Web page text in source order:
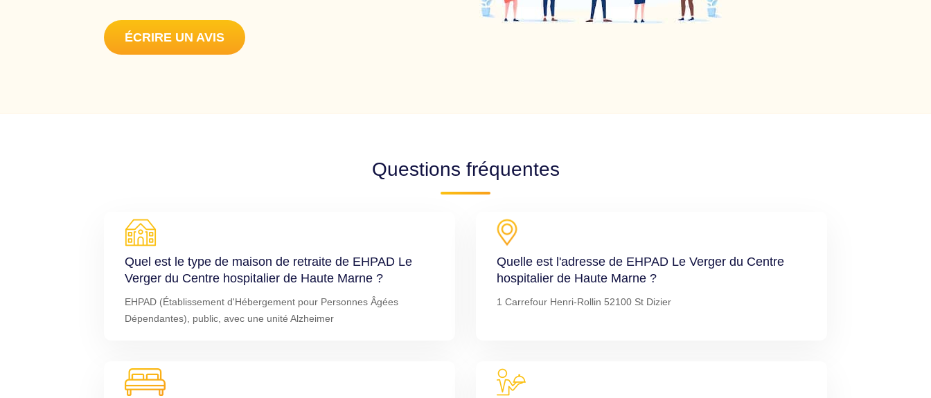
ÉCRIRE UN AVIS
Questions fréquentes
Quel est le type de maison de retraite de EHPAD Le
Verger du Centre hospitalier de Haute Marne ?
EHPAD (Établissement d'Hébergement pour Personnes Âgées
Dépendantes), public, avec une unité Alzheimer
Quelle est l'adresse de EHPAD Le Verger du Centre
hospitalier de Haute Marne ?
1 Carrefour Henri-Rollin 52100 St Dizier